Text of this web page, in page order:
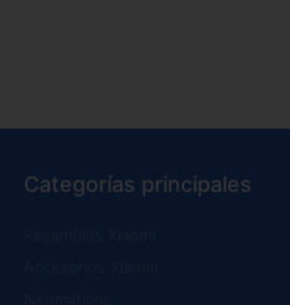
Categorías principales